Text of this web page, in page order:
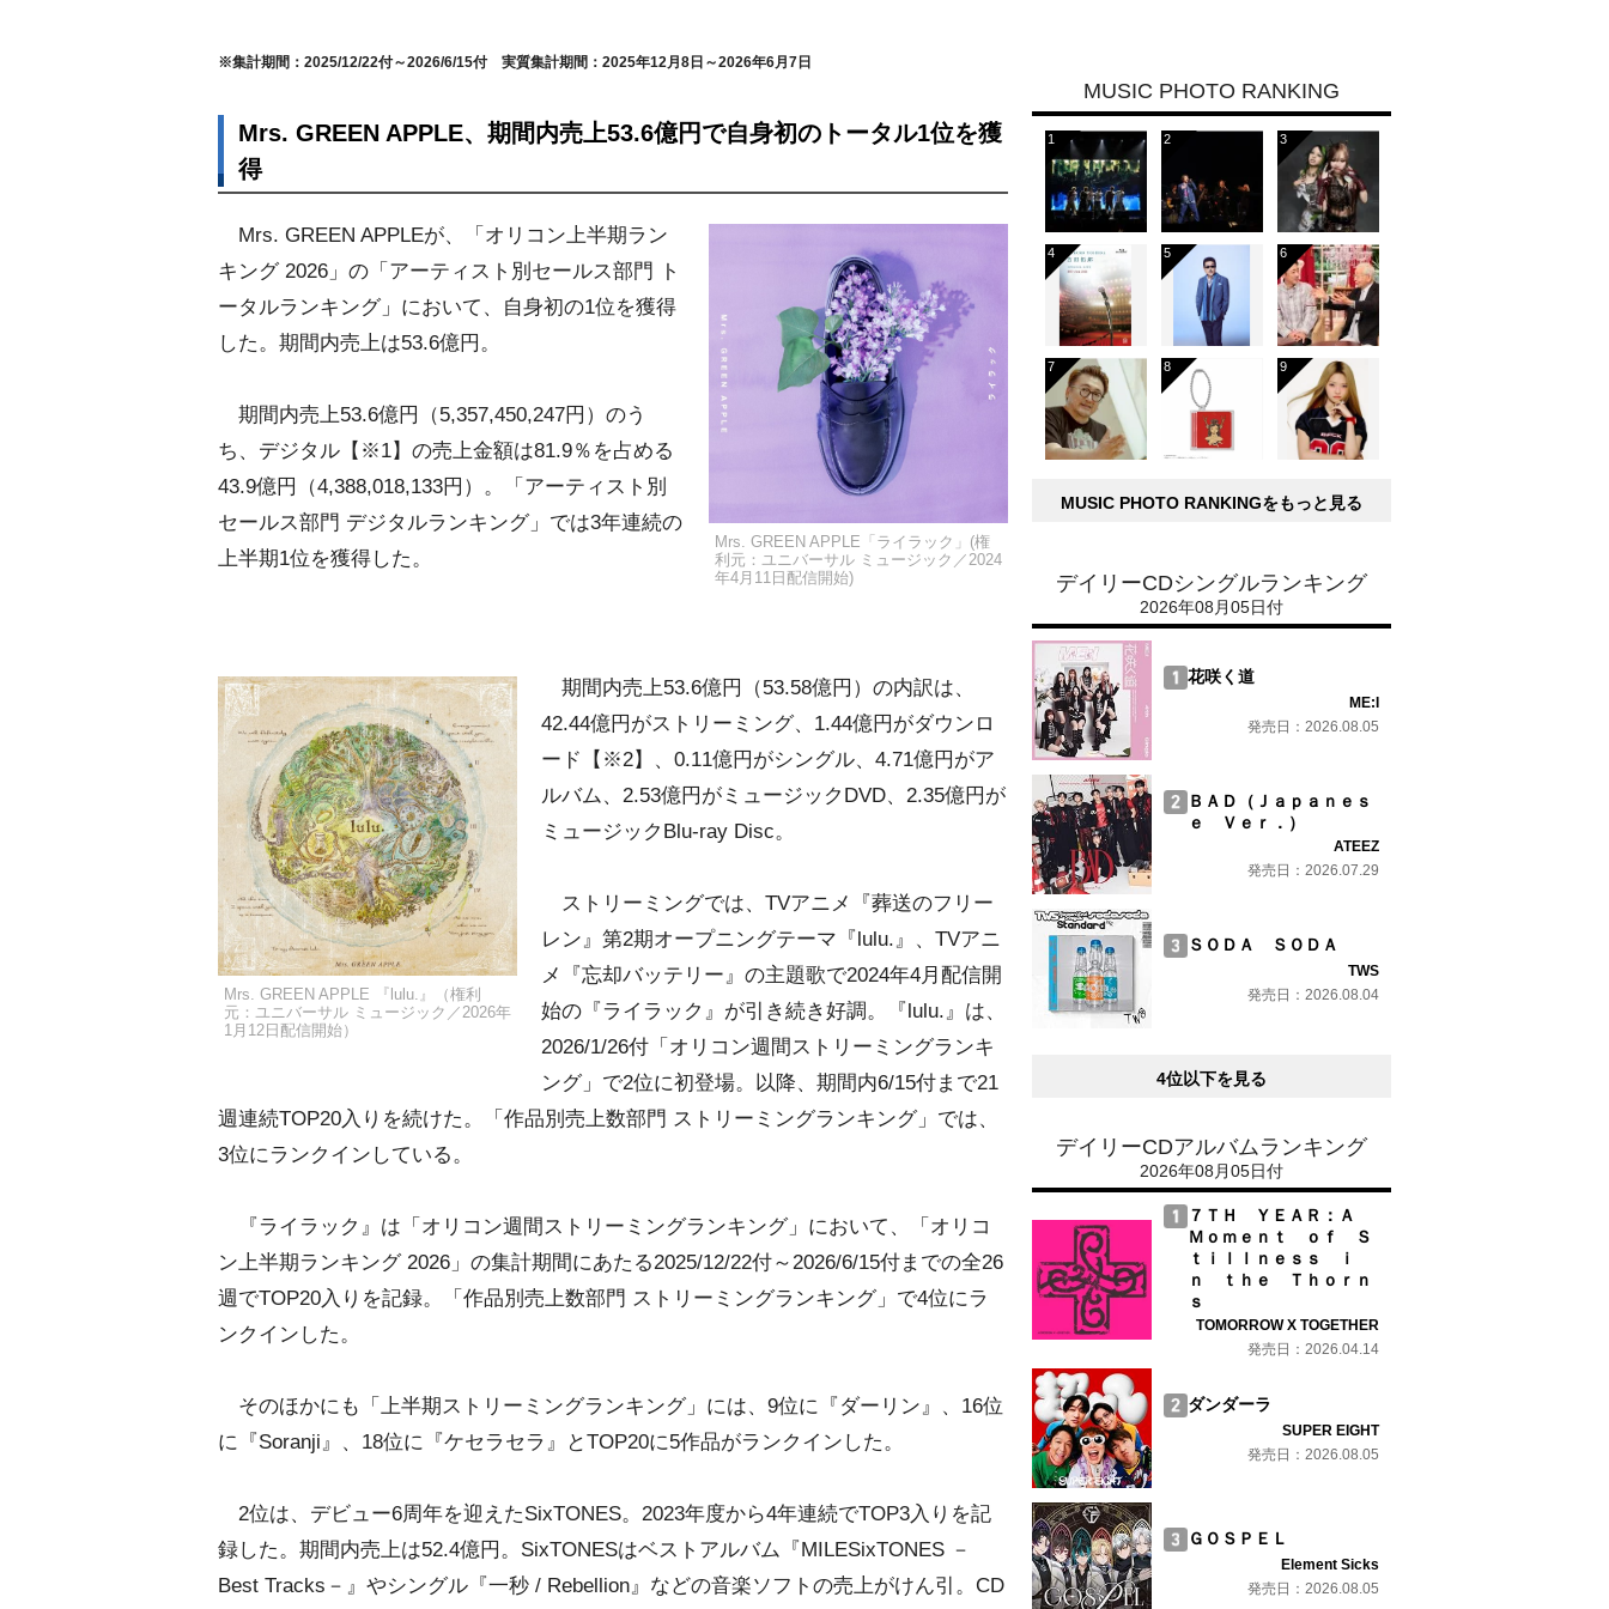
※集計期間：2025/12/22付～2026/6/15付 実質集計期間：2025年12月8日～2026年6月7日
Mrs. GREEN APPLE、期間内売上53.6億円で自身初のトータル1位を獲
得
Mrs. GREEN APPLE「ライラック」(権
利元：ユニバーサル ミュージック／2024
年4月11日配信開始)
Mrs. GREEN APPLEが、「オリコン上半期ラン
キング 2026」の「アーティスト別セールス部門 ト
ータルランキング」において、自身初の1位を獲得
した。期間内売上は53.6億円。
期間内売上53.6億円（5,357,450,247円）のう
ち、デジタル【※1】の売上金額は81.9％を占める
43.9億円（4,388,018,133円）。「アーティスト別
セールス部門 デジタルランキング」では3年連続の
上半期1位を獲得した。
Mrs. GREEN APPLE 『lulu.』（権利
元：ユニバーサル ミュージック／2026年
1月12日配信開始）
期間内売上53.6億円（53.58億円）の内訳は、
42.44億円がストリーミング、1.44億円がダウンロ
ード【※2】、0.11億円がシングル、4.71億円がア
ルバム、2.53億円がミュージックDVD、2.35億円が
ミュージックBlu-ray Disc。
ストリーミングでは、TVアニメ『葬送のフリー
レン』第2期オープニングテーマ『lulu.』、TVアニ
メ『忘却バッテリー』の主題歌で2024年4月配信開
始の『ライラック』が引き続き好調。『lulu.』は、
2026/1/26付「オリコン週間ストリーミングランキ
ング」で2位に初登場。以降、期間内6/15付まで21
週連続TOP20入りを続けた。「作品別売上数部門 ストリーミングランキング」では、
3位にランクインしている。
『ライラック』は「オリコン週間ストリーミングランキング」において、「オリコ
ン上半期ランキング 2026」の集計期間にあたる2025/12/22付～2026/6/15付までの全26
週でTOP20入りを記録。「作品別売上数部門 ストリーミングランキング」で4位にラ
ンクインした。
そのほかにも「上半期ストリーミングランキング」には、9位に『ダーリン』、16位
に『Soranji』、18位に『ケセラセラ』とTOP20に5作品がランクインした。
2位は、デビュー6周年を迎えたSixTONES。2023年度から4年連続でTOP3入りを記
録した。期間内売上は52.4億円。SixTONESはベストアルバム『MILESixTONES －
Best Tracks－』やシングル『一秒 / Rebellion』などの音楽ソフトの売上がけん引。CD
MUSIC PHOTO RANKING
MUSIC PHOTO RANKINGをもっと見る
デイリーCDシングルランキング
2026年08月05日付
花咲く道
ME:I
発売日：2026.08.05
ＢＡＤ（Ｊａｐａｎｅｓ
ｅ Ｖｅｒ．）
ATEEZ
発売日：2026.07.29
ＳＯＤＡ ＳＯＤＡ
TWS
発売日：2026.08.04
4位以下を見る
デイリーCDアルバムランキング
2026年08月05日付
７ＴＨ ＹＥＡＲ：Ａ
Ｍｏｍｅｎｔ ｏｆ Ｓ
ｔｉｌｌｎｅｓｓ ｉ
ｎ ｔｈｅ Ｔｈｏｒｎ
ｓ
TOMORROW X TOGETHER
発売日：2026.04.14
ダンダーラ
SUPER EIGHT
発売日：2026.08.05
ＧＯＳＰＥＬ
Element Sicks
発売日：2026.08.05